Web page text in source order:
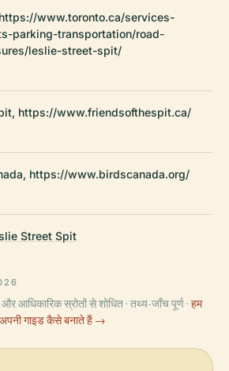
www.toronto.ca/services-
parking-transportation/road-
leslie-street-spit/
https://www.friendsofthespit.ca/
https://www.birdscanada.org/
Street Spit
आधिकारिक स्रोतों से शोधित · तथ्य-जाँच पूर्ण · हम
अपनी गाइड कैसे बनाते हैं →